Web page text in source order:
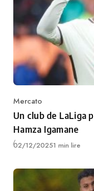
Category
Mercato
Un club de
Hamza Igamane
Publié
02/12/20251 min lire